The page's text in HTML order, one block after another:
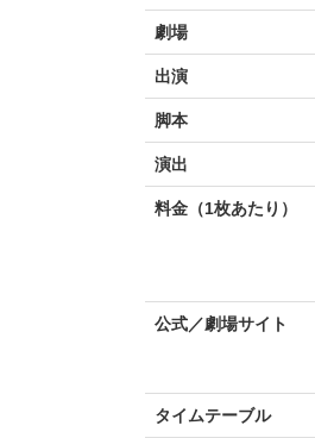
劇場
出演
脚本
演出
料金（1枚あたり）
公式／劇場サイト
タイムテーブル